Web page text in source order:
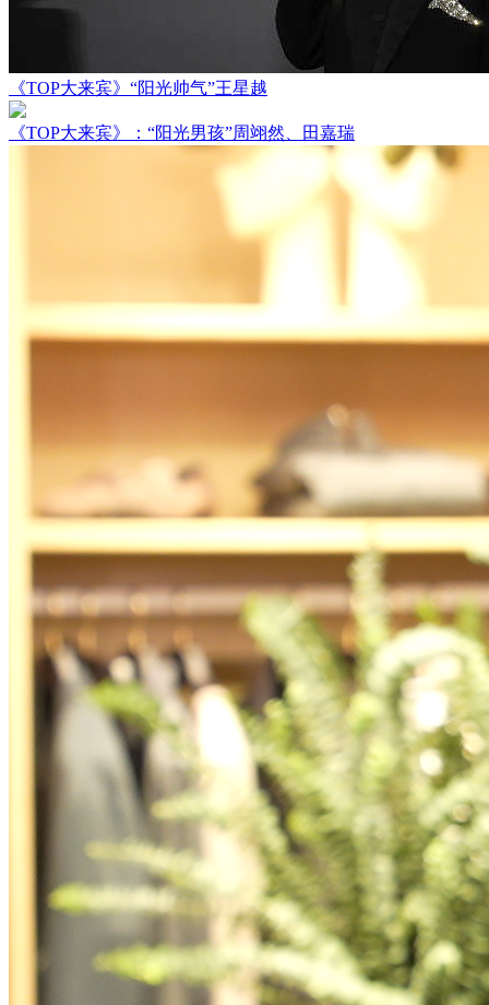
《TOP大来宾》“阳光帅气”王星越
《TOP大来宾》：“阳光男孩”周翊然、田嘉瑞